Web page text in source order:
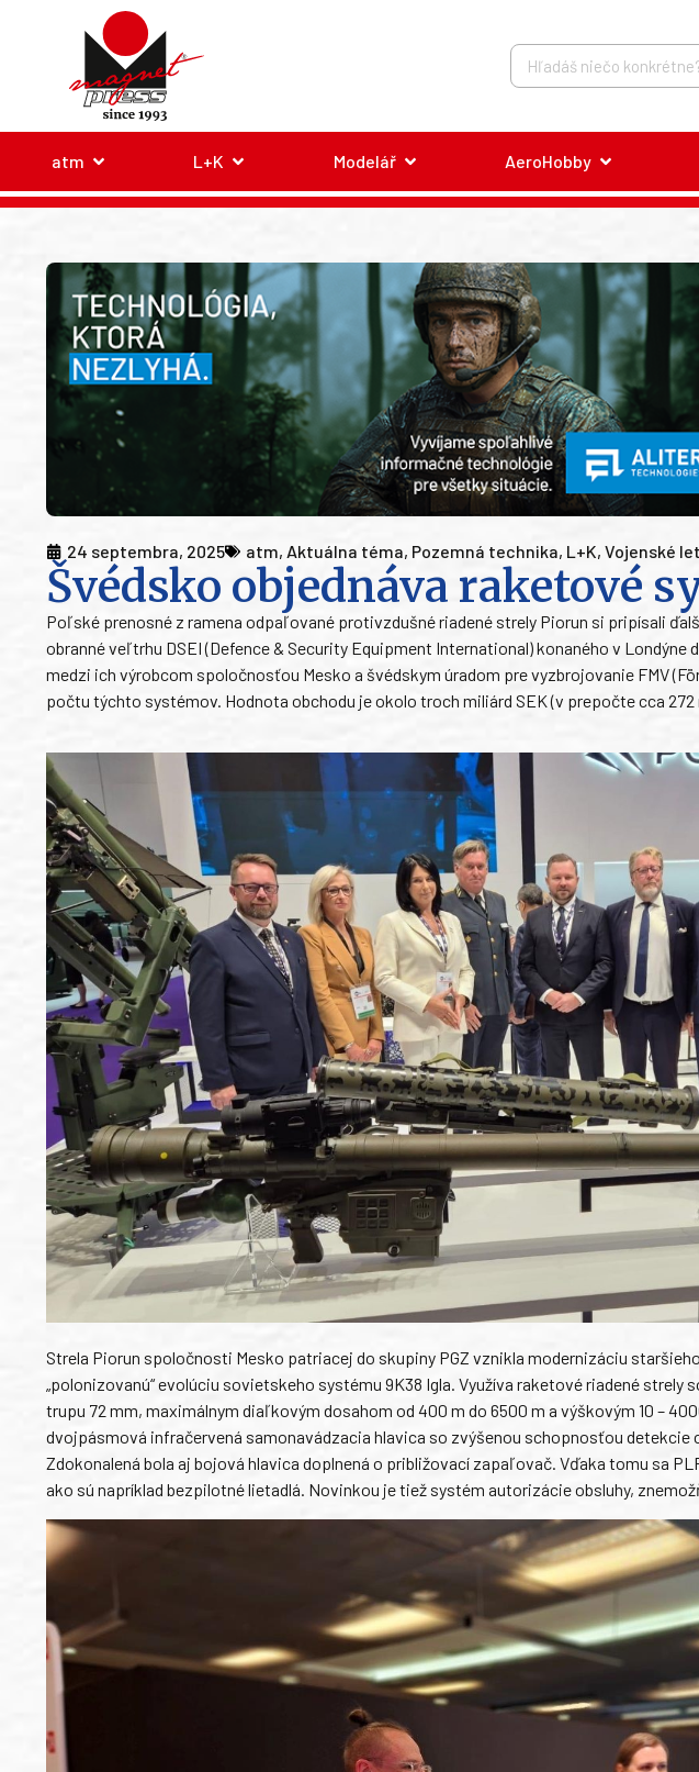
atm L+K Modelář AeroHobby
24 septembra, 2025 atm, Aktuálna téma, Pozemná technika, L+K, Vojenské
Švédsko objednáva raketové
Poľské prenosné z ramena odpaľované protivzdušné riadené strely Piorun si pripísali
obranné veľtrhu DSEI (Defence & Security Equipment International) konaného v
medzi ich výrobcom spoločnosťou Mesko a švédskym úradom pre vyzbrojovanie FMV
počtu týchto systémov. Hodnota obchodu je okolo troch miliárd SEK (v prepočte cca 272
Strela Piorun spoločnosti Mesko patriacej do skupiny PGZ vznikla modernizáciu
„polonizovanú“ evolúciu sovietskeho systému 9K38 Igla. Využíva raketové riadené
trupu 72 mm, maximálnym diaľkovým dosahom od 400 m do 6500 m a výškovým 10 –
dvojpásmová infračervená samonavádzacia hlavica so zvýšenou schopnosťou
Zdokonalená bola aj bojová hlavica doplnená o približovací zapaľovač. Vďaka tomu sa
ako sú napríklad bezpilotné lietadlá. Novinkou je tiež systém autorizácie obsluhy,